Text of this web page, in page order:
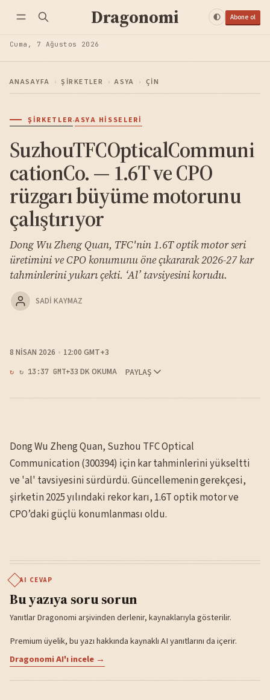
Dragonomi Abone ol
Cuma, 7 Ağustos 2026
ANASAYFA › ŞIRKETLER › ASYA › ÇIN
ŞIRKETLER·ASYA HISSELERI
SuzhouTFCOpticalCommuni
cationCo. — 1.6T ve CPO
rüzgarı büyüme motorunu
çalıştırıyor
Dong Wu Zheng Quan, TFC'nin 1.6T optik motor seri
üretimini ve CPO konumunu öne çıkararak 2026-27 kar
tahminlerini yukarı çekti. ‘Al’ tavsiyesini korudu.
SADI KAYMAZ
8 NISAN 2026 12:00 GMT+3
↻ 13:37 GMT+33 DK OKUMA PAYLAŞ
Dong Wu Zheng Quan, Suzhou TFC Optical
Communication (300394) için kar tahminlerini yükseltti
ve 'al' tavsiyesini sürdürdü. Güncellemenin gerekçesi,
şirketin 2025 yılındaki rekor karı, 1.6T optik motor ve
CPO’daki güçlü konumlanması oldu.
AI CEVAP
Bu yazıya soru sorun
Yanıtlar Dragonomi arşivinden derlenir, kaynaklarıyla gösterilir.
Premium üyelik, bu yazı hakkında kaynaklı AI yanıtlarını da içerir.
Dragonomi AI'ı incele →